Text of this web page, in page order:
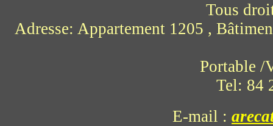
Tous
Adresse: Appartement 1205 ,
Portable /
Tel: 84
E-mail :